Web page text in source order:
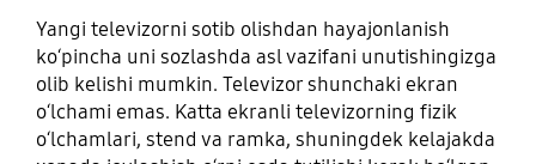
Yangi televizorni sotib olishdan hayajonlanish
koʻpincha uni sozlashda asl vazifani unutishingizga
olib kelishi mumkin. Televizor shunchaki ekran
oʻlchami emas. Katta ekranli televizorning fizik
oʻlchamlari, stend va ramka, shuningdek kelajakda